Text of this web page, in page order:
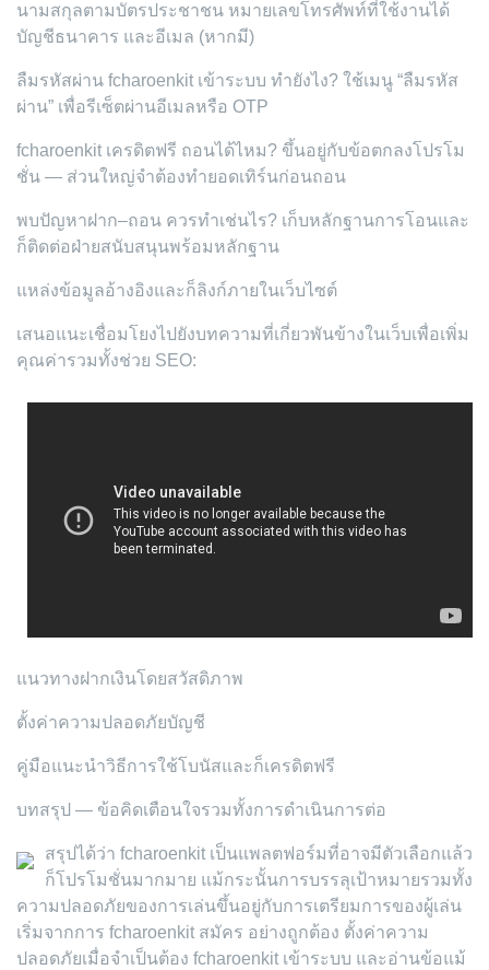
นามสกุลตามบัตรประชาชน หมายเลขโทรศัพท์ที่ใช้งานได้
บัญชีธนาคาร และอีเมล (หากมี)
ลืมรหัสผ่าน fcharoenkit เข้าระบบ ทำยังไง? ใช้เมนู “ลืมรหัส
ผ่าน” เพื่อรีเซ็ตผ่านอีเมลหรือ OTP
fcharoenkit เครดิตฟรี ถอนได้ไหม? ขึ้นอยู่กับข้อตกลงโปรโม
ชั่น — ส่วนใหญ่จำต้องทำยอดเทิร์นก่อนถอน
พบปัญหาฝาก–ถอน ควรทำเช่นไร? เก็บหลักฐานการโอนและ
ก็ติดต่อฝ่ายสนับสนุนพร้อมหลักฐาน
แหล่งข้อมูลอ้างอิงและก็ลิงก์ภายในเว็บไซต์
เสนอแนะเชื่อมโยงไปยังบทความที่เกี่ยวพันข้างในเว็บเพื่อเพิ่ม
คุณค่ารวมทั้งช่วย SEO:
แนวทางฝากเงินโดยสวัสดิภาพ
ตั้งค่าความปลอดภัยบัญชี
คู่มือแนะนำวิธีการใช้โบนัสและก็เครดิตฟรี
บทสรุป — ข้อคิดเตือนใจรวมทั้งการดำเนินการต่อ
สรุปได้ว่า fcharoenkit เป็นแพลตฟอร์มที่อาจมีตัวเลือกแล้ว
ก็โปรโมชั่นมากมาย แม้กระนั้นการบรรลุเป้าหมายรวมทั้ง
ความปลอดภัยของการเล่นขึ้นอยู่กับการเตรียมการของผู้เล่น
เริ่มจากการ fcharoenkit สมัคร อย่างถูกต้อง ตั้งค่าความ
ปลอดภัยเมื่อจำเป็นต้อง fcharoenkit เข้าระบบ และอ่านข้อแม้